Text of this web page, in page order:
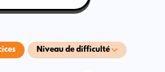
Niveau de difficulté